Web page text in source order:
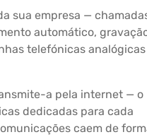
sua empresa —
automático,
telefónicas analógicas
a pela internet — o
dedicadas para cada
caem de